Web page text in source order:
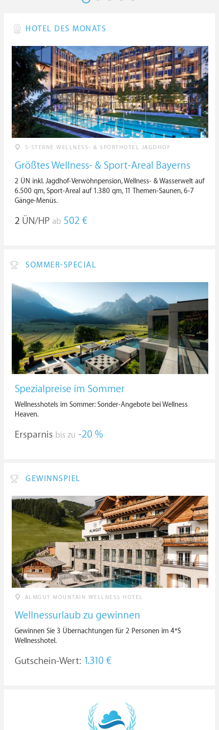
HOTEL DES MONATS
5-STERNE WELLNESS- & SPORTHOTEL JAGDHOF
Größtes Wellness- & Sport-Areal Bayerns
2 ÜN inkl. Jagdhof-Verwöhnpension, Wellness- & Wasserwelt auf
6.500 qm, Sport-Areal auf 1.380 qm, 11 Themen-Saunen, 6-7
Gänge-Menüs.
2 ÜN/HP ab 502 €
SOMMER-SPECIAL
Spezialpreise im Sommer
Wellnesshotels im Sommer: Sonder-Angebote bei Wellness
Heaven.
Ersparnis bis zu -20 %
GEWINNSPIEL
ALMGUT MOUNTAIN WELLNESS HOTEL
Wellnessurlaub zu gewinnen
Gewinnen Sie 3 Übernachtungen für 2 Personen im 4*S
Wellnesshotel.
Gutschein-Wert: 1.310 €